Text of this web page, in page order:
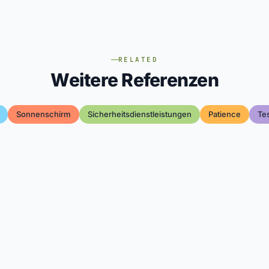
RELATED
Weitere Referenzen
Sonnenschirm Sicherheitsdienstleistungen Patience